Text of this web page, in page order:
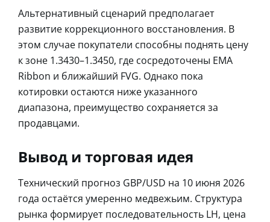
Альтернативный сценарий предполагает
развитие коррекционного восстановления. В
этом случае покупатели способны поднять цену
к зоне 1.3430–1.3450, где сосредоточены EMA
Ribbon и ближайший FVG. Однако пока
котировки остаются ниже указанного
диапазона, преимущество сохраняется за
продавцами.
Вывод и торговая идея
Технический прогноз GBP/USD на 10 июня 2026
года остаётся умеренно медвежьим. Структура
рынка формирует последовательность LH, цена